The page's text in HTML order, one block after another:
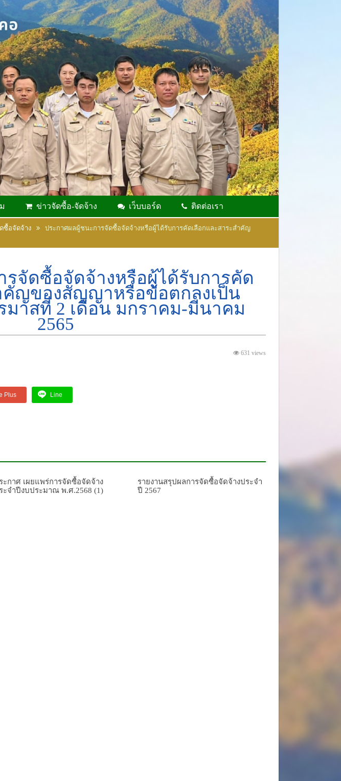
ข่าวจัดซื้อ-จัดจ้าง เว็บบอร์ด ติดต่อเรา
ซื้อจัดจ้าง
ประกาศผลผู้ชนะการจัดซื้อจัดจ้างหรือผู้ได้รับการคัดเลือกและสาระสำคัญ
รจัดซื้อจัดจ้างหรือผู้ได้รับการคัด
คัญของสัญญาหรือข้อตกลงเป็น
มาสที่ 2 เดือน มกราคม-มีนาคม
2565
631 views
Plus Line
ะกาศ เผยแพร่การจัดซื้อจัดจ้าง
ะจำปีงบประมาณ พ.ศ.2568 (1)
รายงานสรุปผลการจัดซื้อจัดจ้างประจำ
ปี 2567